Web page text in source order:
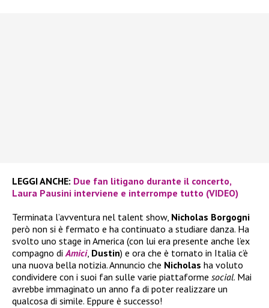
LEGGI ANCHE: Due fan litigano durante il concerto,
Laura Pausini interviene e interrompe tutto (VIDEO)
Terminata l’avventura nel talent show, Nicholas Borgogni
però non si è fermato e ha continuato a studiare danza. Ha
svolto uno stage in America (con lui era presente anche l’ex
compagno diAmici, Dustin) e ora che è tornato in Italia c’è
una nuova bella notizia. Annuncio che Nicholas ha voluto
condividere con i suoi fan sulle varie piattaforme social. Mai
avrebbe immaginato un anno fa di poter realizzare un
qualcosa di simile. Eppure è successo!